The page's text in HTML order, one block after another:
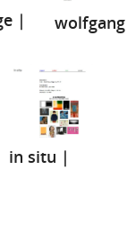
|
in situ |